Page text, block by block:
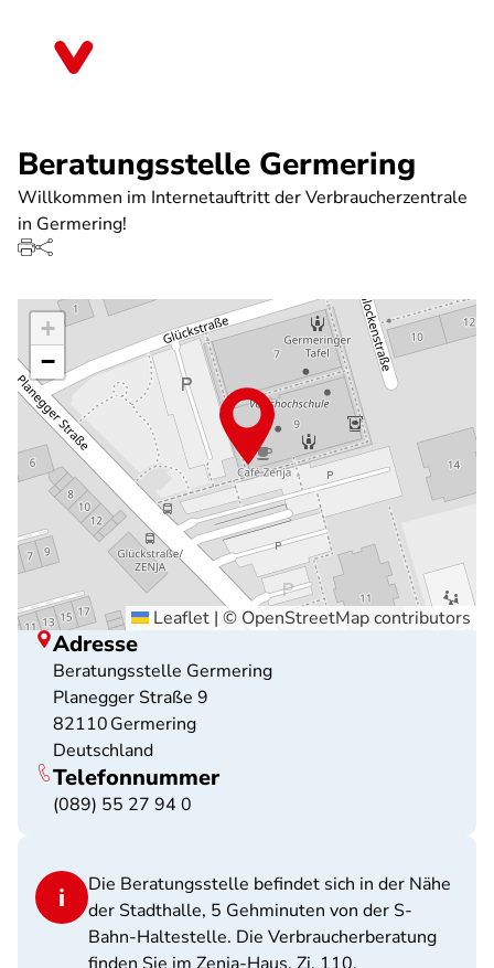
Beratungsstelle Germering
Willkommen im Internetauftritt der Verbraucherzentrale
in Germering!
+
−
Leaflet | © OpenStreetMapcontributors
Adresse
Beratungsstelle Germering
Planegger Straße 9
82110Germering
Deutschland
Telefonnummer
(089) 55 27 94 0
Die Beratungsstelle befindet sich in der Nähe
der Stadthalle, 5 Gehminuten von der S-
Bahn-Haltestelle. Die Verbraucherberatung